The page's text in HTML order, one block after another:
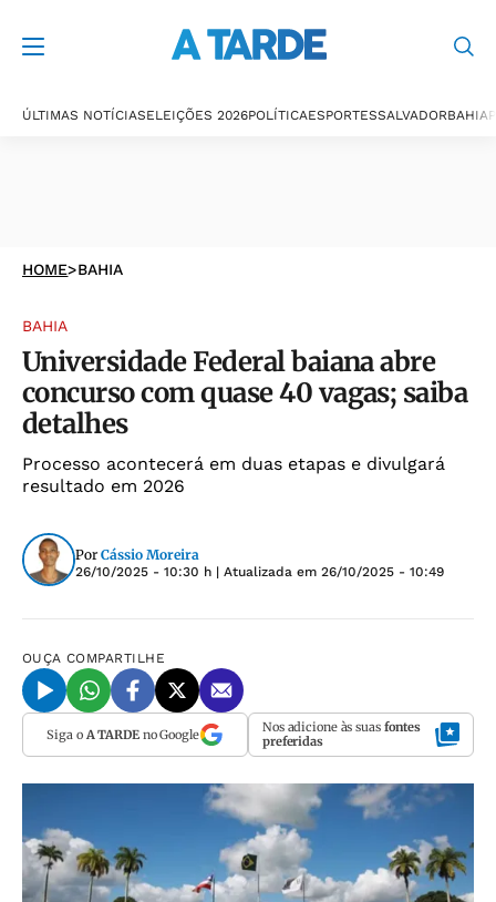
ÚLTIMAS NOTÍCIASELEIÇÕES 2026POLÍTICAESPORTESSALVADORBAHIA
HOME>BAHIA
BAHIA
Universidade Federal baiana abre
concurso com quase 40 vagas; saiba
detalhes
Processo acontecerá em duas etapas e divulgará
resultado em 2026
Por Cássio Moreira
26/10/2025 - 10:30 h | Atualizada em 26/10/2025 - 10:49
OUÇA COMPARTILHE
Siga o A TARDEno Google Nos adicione às suas fontes
preferidas